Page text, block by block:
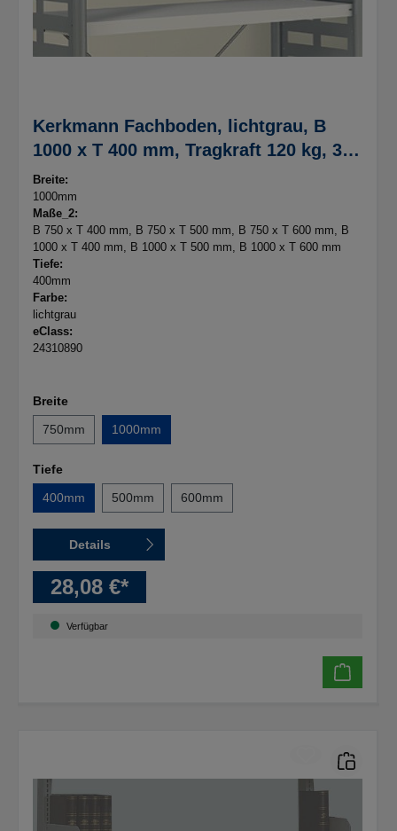
Kerkmann Fachboden, lichtgrau, B
1000 x T 400 mm, Tragkraft 120 kg, 3,5
kg
Breite:
1000mm
Maße_2:
B 750 x T 400 mm, B 750 x T 500 mm, B 750 x T 600 mm, B
1000 x T 400 mm, B 1000 x T 500 mm, B 1000 x T 600 mm
Tiefe:
400mm
Farbe:
lichtgrau
eClass:
24310890
Breite
750mm
1000mm
Tiefe
400mm
500mm 600mm
Details
28,08 €*
Verfügbar